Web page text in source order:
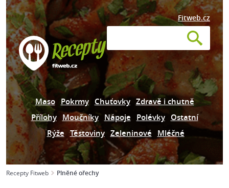
Fitweb.cz
Maso Pokrmy Chuťovky Zdravě i chutně
Přílohy Moučníky Nápoje Polévky Ostatní
Rýže Těstoviny Zeleninové Mléčné
Recepty Fitweb Plněné ořechy